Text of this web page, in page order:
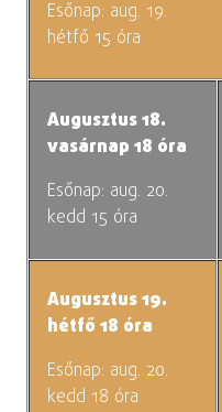
Esőnap: aug. 19.
hétfő 15 óra
Augusztus 18.
vasárnap 18 óra
Esőnap: aug. 20.
kedd 15 óra
Augusztus 19.
hétfő 18 óra
Esőnap: aug. 20.
kedd 18 óra